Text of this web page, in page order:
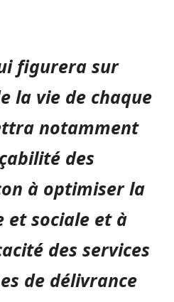
figurera sur
la vie de chaque
notamment
des
à optimiser la
et sociale et à
des services
de délivrance